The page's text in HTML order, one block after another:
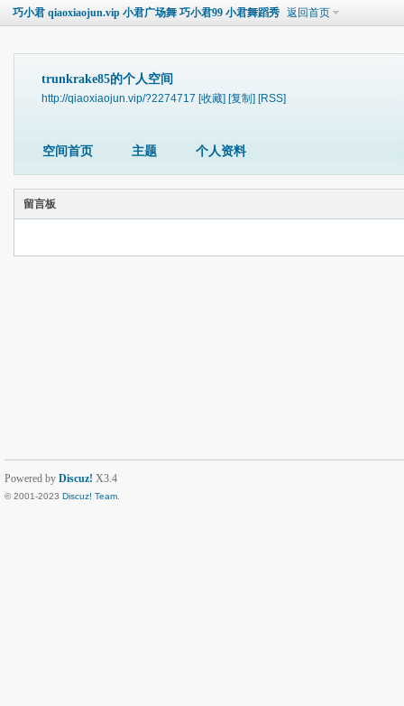
巧小君 qiaoxiaojun.vip 小君广场舞 巧小君99 小君舞蹈秀 返回首页
trunkrake85的个人空间
http://qiaoxiaojun.vip/?2274717 [收藏] [复制] [RSS]
空间首页 主题 个人资料
留言板
Powered by Discuz! X3.4
© 2001-2023 Discuz! Team